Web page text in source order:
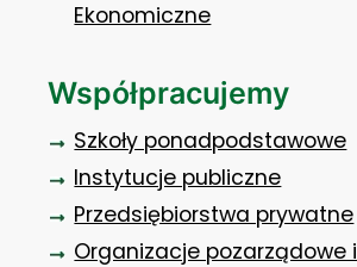
Ekonomiczne
Współpracujemy
Szkoły ponadpodstawowe
Instytucje publiczne
Przedsiębiorstwa prywatne
Organizacje pozarządowe i